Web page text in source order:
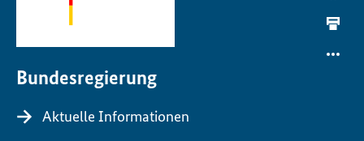
Bundesregierung
Aktuelle Informationen